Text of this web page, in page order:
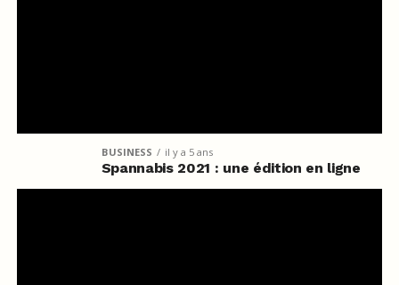
BUSINESS il y a 5 ans
Spannabis 2021 : une édition en ligne